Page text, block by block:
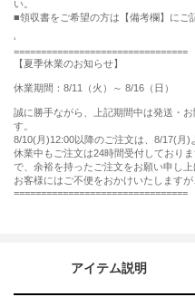
い。
■領収書をご希望の方は【備考欄】にご
‘
================================
【夏季休業のお知らせ】
休業期間：8/11（火）～ 8/16（日）
誠に勝手ながら、上記期間中は発送・
す。
8/10(月)12:00以降のご注文は、8/17(月)
休業中もご注文は24時間受付しており
で、余裕を持ったご注文をお願い申し上
お客様にはご不便をおかけいたします
================================
アイテム説明